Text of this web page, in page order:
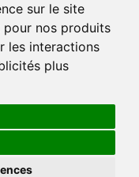
sur le site
nos produits
les interactions
plus